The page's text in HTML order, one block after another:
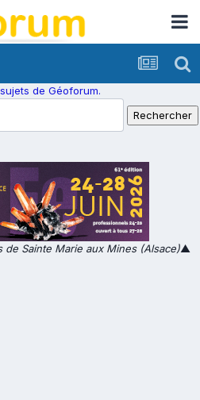
de Géoforum.
Sainte Marie aux Mines (Alsace)▲